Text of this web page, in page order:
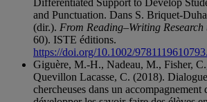
Differentiated Support to Develop
and Punctuation. Dans S. Briquet-
(dir.). From Reading–Writing
60). ISTE éditions.
https://doi.org/10.1002/
Giguère, M.-H., Nadeau, M., Fisher,
Quevillon Lacasse, C. (2018).
chercheuses dans un